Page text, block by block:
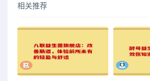
相关推荐